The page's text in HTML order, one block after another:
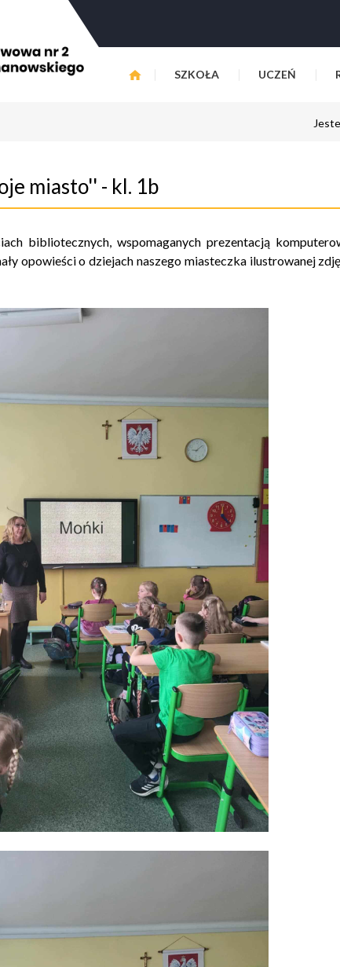
SZKOŁA UCZEŃ
miasto'' - kl. 1b
bibliotecznych, wspomaganych prezentacją
opowieści o dziejach naszego miasteczka ilustrowanej